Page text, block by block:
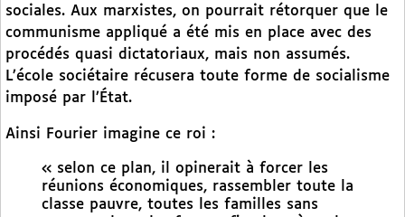
sociales. Aux marxistes, on pourrait rétorquer que le
communisme appliqué a été mis en place avec des
procédés quasi dictatoriaux, mais non assumés.
L’école sociétaire récusera toute forme de socialisme
imposé par l’État.
Ainsi Fourier imagine ce roi :
« selon ce plan, il opinerait à forcer les
réunions économiques, rassembler toute la
classe pauvre, toutes les familles sans